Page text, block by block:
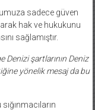
sadece güven
hak ve hukukunu
sağlamıştır.
Denizi şartlarının Deniz
yönelik mesaj da bu